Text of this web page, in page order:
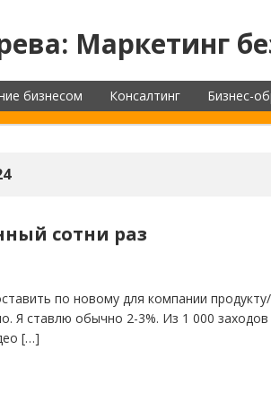
Маркетинг
бизнесом Консалтинг Бизнес-
сотни раз
по новому для компании продукту/
Я ставлю обычно 2-3%. Из 1 000 заходов
[…]